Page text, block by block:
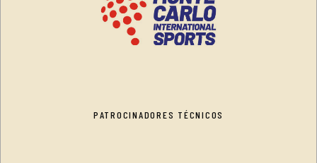
PATROCINADORES TÉCNICOS